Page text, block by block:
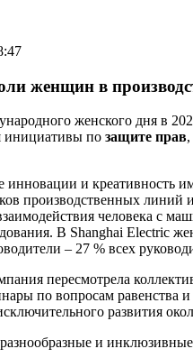
женщин в
женского дня в
инициативы по защите прав,
инновации и креативность
производственных
человека с
В Shanghai Electric
– 27 % всех
пересмотрела
по вопросам
развития
разнообразные и